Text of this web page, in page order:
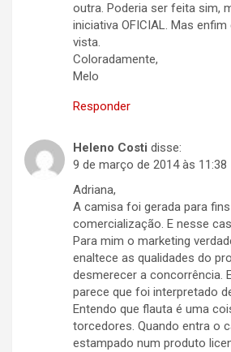
outra. Poderia ser feita sim,
iniciativa OFICIAL. Mas
vista.
Coloradamente,
Melo
Responder
Heleno Costi disse:
9 de março de 2014 às 11:38
Adriana,
A camisa foi gerada para
comercialização. E nesse
Para mim o marketing
enaltece as qualidades do
desmerecer a concorrência.
parece que foi interpretado
Entendo que flauta é uma
torcedores. Quando entra o
estampado num produto